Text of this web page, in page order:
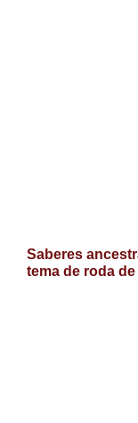
Saberes
tema de roda